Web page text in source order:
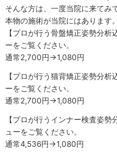
そんな方は、一度当院に来てみ
本物の施術が当院にはあります。
【プロが行う骨盤矯正姿勢分
ーをご覧ください。
通常2,700円→1,080円
【プロが行う猫背矯正姿勢分
ーをご覧ください。
通常2,700円→1,080円
【プロが行うインナー検査姿
ューをご覧ください。
通常4,536円→1,080円